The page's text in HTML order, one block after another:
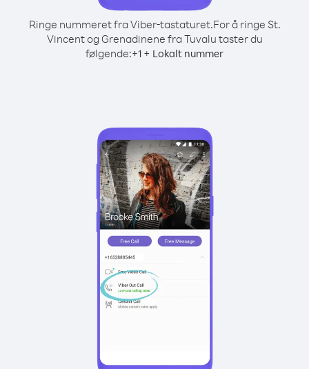
Ringe nummeret fra Viber-tastaturet.For å ringe St.
Vincent og Grenadinene fra Tuvalu taster du
følgende:+1 + Lokalt nummer